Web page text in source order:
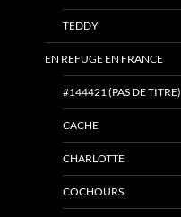
TEDDY
EN REFUGE EN FRANCE
#144421 (PAS DE TITRE)
CACHE
CHARLOTTE
COCHOURS